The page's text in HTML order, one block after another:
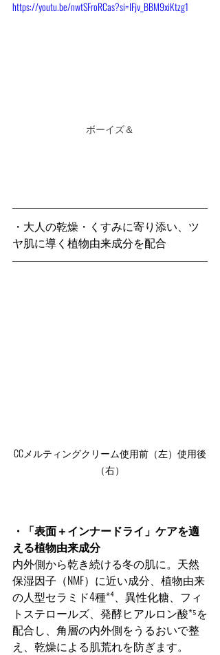
https://youtu.be/nwtSFroRCas?si=IFjv_BBM9xiKtzg1
ボーイズ＆
・大人の乾燥・くすみに寄り添い、ツ
ヤ肌に導く植物由来成分を配合
CCメルティングクリーム使用前（左）使用後
（右）
・「表面＋インナードライ」ケアを適
える植物由来成分
内外側から乾き続ける冬の肌に。天然
保湿因子（NMF）に近い成分、植物由来
の人型セラミド4種*⁴、異性化糖、フィ
トステロールズ、発酵ヒアルロン酸*⁵を
配合し、角層の内外側をうるおいで整
え、乾燥による肌荒れを防ぎます。